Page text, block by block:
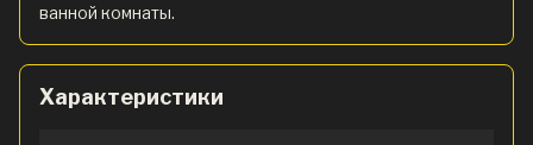
ванной комнаты.
Характеристики